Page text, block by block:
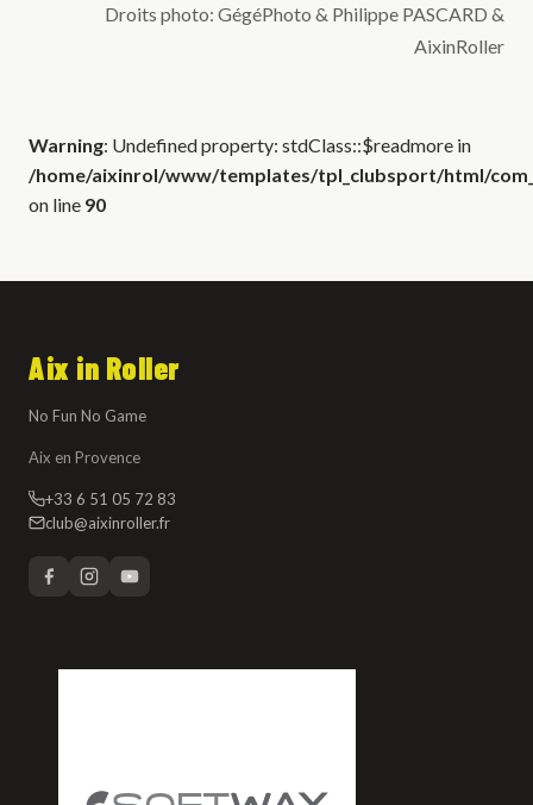
Droits photo: GégéPhoto & Philippe PASCARD &
AixinRoller
Warning: Undefined property: stdClass::$readmore in
/home/aixinrol/www/templates/tpl_clubsport/html/
on line 90
Aix in Roller
No Fun No Game
Aix en Provence
+33 6 51 05 72 83
club@aixinroller.fr